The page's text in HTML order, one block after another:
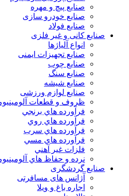
صنایع پیچ و مهره
صنایع خودرو سازی
صنایع فولاد
صنایع کانی و غیر فلزی
انواع آلياژها
صنایع تجهیزات ایمنی
صنایع چوب
صنایع سنگ
صنایع شیشه
صنایع لوازم ورزشی
ظروف و قطعات
فرآورده هاي برنجي
فرآورده هاي روي
فرآورده هاي سرب
فرآورده هاي مسي
فلزات غير آهني
نرده و حفاظ هاي
صنایع گردشگری
آژانس های مسافرتی
اجاره باغ و ویلا